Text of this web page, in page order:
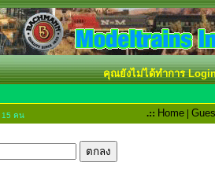
คุณยังไม่ได้ทำการ
15 คน .:: Home |